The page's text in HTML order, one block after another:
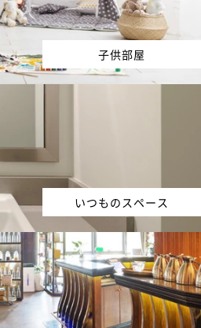
子供部屋
いつものスペース